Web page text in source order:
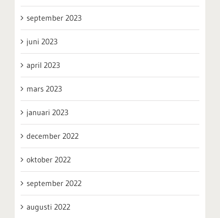
september 2023
juni 2023
april 2023
mars 2023
januari 2023
december 2022
oktober 2022
september 2022
augusti 2022